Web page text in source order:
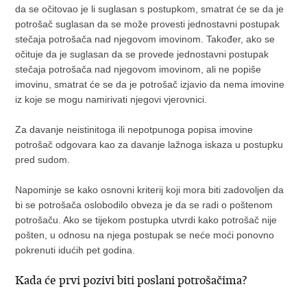
da se očitovao je li suglasan s postupkom, smatrat će se da je
potrošač suglasan da se može provesti jednostavni postupak
stečaja potrošača nad njegovom imovinom. Također, ako se
očituje da je suglasan da se provede jednostavni postupak
stečaja potrošača nad njegovom imovinom, ali ne popiše
imovinu, smatrat će se da je potrošač izjavio da nema imovine
iz koje se mogu namirivati njegovi vjerovnici.
Za davanje neistinitoga ili nepotpunoga popisa imovine
potrošač odgovara kao za davanje lažnoga iskaza u postupku
pred sudom.
Napominje se kako osnovni kriterij koji mora biti zadovoljen da
bi se potrošača oslobodilo obveza je da se radi o poštenom
potrošaču. Ako se tijekom postupka utvrdi kako potrošač nije
pošten, u odnosu na njega postupak se neće moći ponovno
pokrenuti idućih pet godina.
Kada će prvi pozivi biti poslani potrošačima?